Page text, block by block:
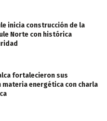
inicia construcción de la
Norte con histórica
fortalecieron sus
materia energética con charla